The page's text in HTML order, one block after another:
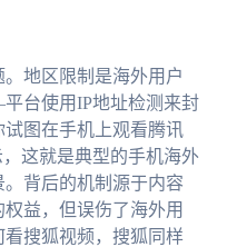
地区限制是海外用户
台使用IP地址检测来封
图在手机上观看腾讯
这就是典型的手机海外
背后的机制源于内容
益，但误伤了海外用
搜狐视频，搜狐同样